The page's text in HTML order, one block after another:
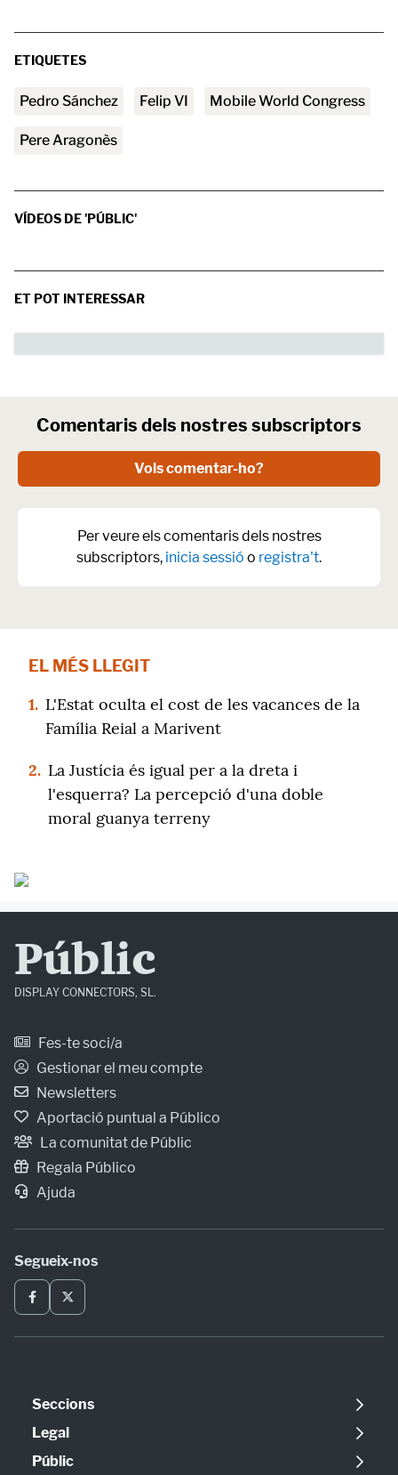
ETIQUETES
Pedro Sánchez Felip VI Mobile World Congress
Pere Aragonès
VÍDEOS DE 'PÚBLIC'
ET POT INTERESSAR
Comentaris dels nostres subscriptors
Vols comentar-ho?
Per veure els comentaris dels nostres
subscriptors, inicia sessió o registra't.
EL MÉS LLEGIT
1. L'Estat oculta el cost de les vacances de la
Família Reial a Marivent
2. La Justícia és igual per a la dreta i
l'esquerra? La percepció d'una doble
moral guanya terreny
Públic
DISPLAY CONNECTORS, SL.
Fes-te soci/a
Gestionar el meu compte
Newsletters
Aportació puntual a Público
La comunitat de Públic
Regala Público
Ajuda
Segueix-nos
Seccions
Política
Opinió
Legal
Avís legal
Públic